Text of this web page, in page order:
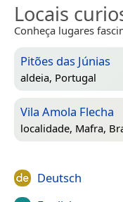
Locais
Conheça lugares
Pitões das Júnias
aldeia, Portugal
Vila Amola Flecha
localidade, Mafra,
Deutsch